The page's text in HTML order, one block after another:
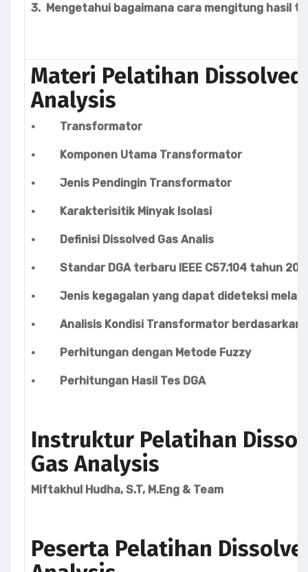
3. Mengetahui bagaimana cara mengitung hasil
Materi Pelatihan Dissolved
Analysis
· Transformator
· Komponen Utama Transformator
· Jenis Pendingin Transformator
· Karakterisitik Minyak Isolasi
· Definisi Dissolved Gas Analis
· Standar DGA terbaru IEEE C57.104 tahun
· Jenis kegagalan yang dapat dideteksi melalui
· Analisis Kondisi Transformator berdasarkan
· Perhitungan dengan Metode Fuzzy
· Perhitungan Hasil Tes DGA
Instruktur Pelatihan
Gas Analysis
Miftakhul Hudha, S.T, M.Eng & Team
Peserta Pelatihan